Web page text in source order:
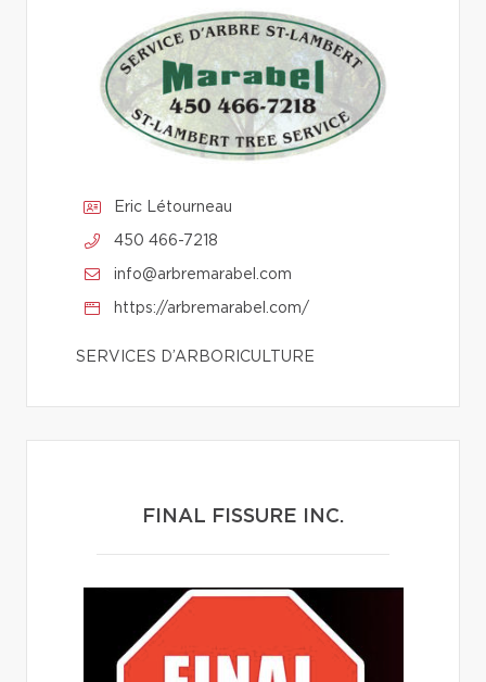
Eric Létourneau
450 466-7218
info@arbremarabel.com
https://arbremarabel.com/
SERVICES D’ARBORICULTURE
FINAL FISSURE INC.